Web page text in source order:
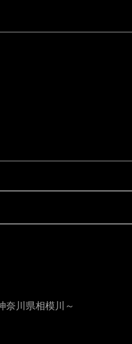
奈川県相模川～